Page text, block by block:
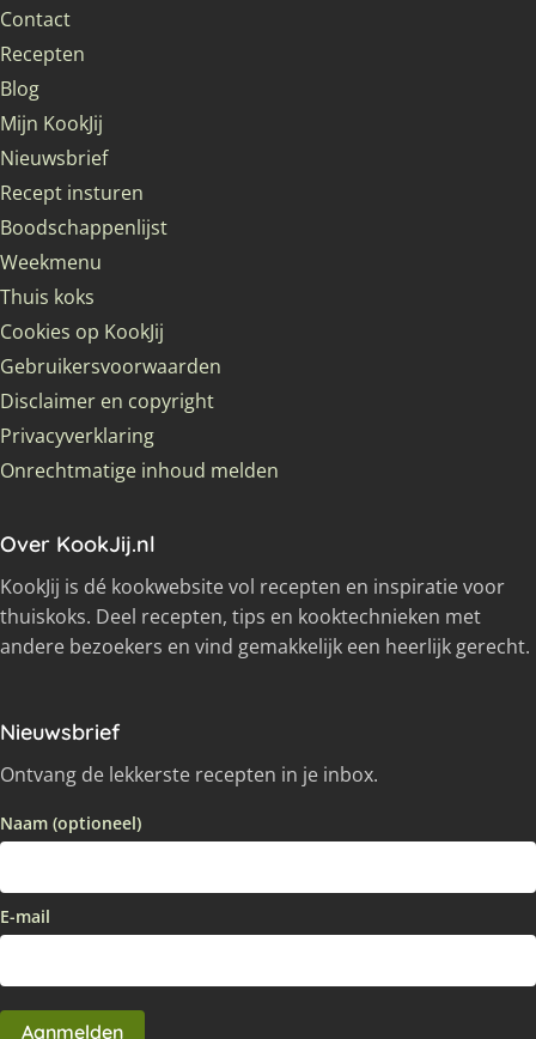
Contact
Recepten
Blog
Mijn KookJij
Nieuwsbrief
Recept insturen
Boodschappenlijst
Weekmenu
Thuis koks
Cookies op KookJij
Gebruikersvoorwaarden
Disclaimer en copyright
Privacyverklaring
Onrechtmatige inhoud melden
Over KookJij.nl
KookJij is dé kookwebsite vol recepten en inspiratie voor
thuiskoks. Deel recepten, tips en kooktechnieken met
andere bezoekers en vind gemakkelijk een heerlijk gerecht.
Nieuwsbrief
Ontvang de lekkerste recepten in je inbox.
Naam (optioneel)
E-mail
Aanmelden